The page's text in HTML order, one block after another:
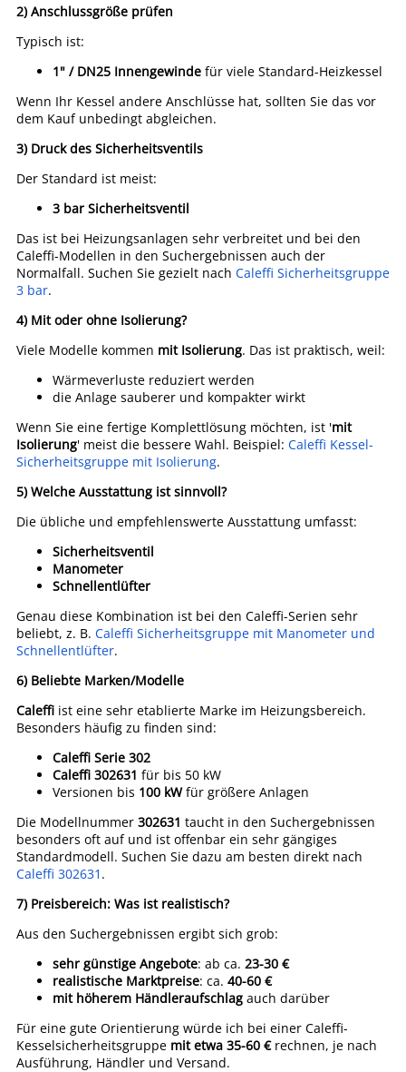
2) Anschlussgröße prüfen
Typisch ist:
1" / DN25 Innengewinde für viele Standard-Heizkessel
Wenn Ihr Kessel andere Anschlüsse hat, sollten Sie das vor
dem Kauf unbedingt abgleichen.
3) Druck des Sicherheitsventils
Der Standard ist meist:
3 bar Sicherheitsventil
Das ist bei Heizungsanlagen sehr verbreitet und bei den
Caleffi-Modellen in den Suchergebnissen auch der
Normalfall. Suchen Sie gezielt nach Caleffi Sicherheitsgruppe
3 bar.
4) Mit oder ohne Isolierung?
Viele Modelle kommen mit Isolierung. Das ist praktisch, weil:
Wärmeverluste reduziert werden
die Anlage sauberer und kompakter wirkt
Wenn Sie eine fertige Komplettlösung möchten, ist 'mit
Isolierung' meist die bessere Wahl. Beispiel: Caleffi Kessel-
Sicherheitsgruppe mit Isolierung.
5) Welche Ausstattung ist sinnvoll?
Die übliche und empfehlenswerte Ausstattung umfasst:
Sicherheitsventil
Manometer
Schnellentlüfter
Genau diese Kombination ist bei den Caleffi-Serien sehr
beliebt, z. B. Caleffi Sicherheitsgruppe mit Manometer und
Schnellentlüfter.
6) Beliebte Marken/Modelle
Caleffi ist eine sehr etablierte Marke im Heizungsbereich.
Besonders häufig zu finden sind:
Caleffi Serie 302
Caleffi 302631 für bis 50 kW
Versionen bis 100 kWfür größere Anlagen
Die Modellnummer 302631 taucht in den Suchergebnissen
besonders oft auf und ist offenbar ein sehr gängiges
Standardmodell. Suchen Sie dazu am besten direkt nach
Caleffi 302631 .
7) Preisbereich: Was ist realistisch?
Aus den Suchergebnissen ergibt sich grob:
sehr günstige Angebote: ab ca. 23-30 €
realistische Marktpreise: ca. 40-60 €
mit höherem Händleraufschlag auch darüber
Für eine gute Orientierung würde ich bei einer Caleffi-
Kesselsicherheitsgruppe mit etwa 35-60 €rechnen, je nach
Ausführung, Händler und Versand.